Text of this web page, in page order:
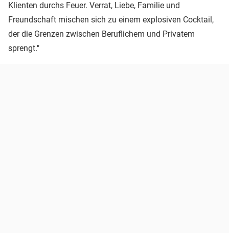
Klienten durchs Feuer. Verrat, Liebe, Familie und
Freundschaft mischen sich zu einem explosiven Cocktail,
der die Grenzen zwischen Beruflichem und Privatem
sprengt."